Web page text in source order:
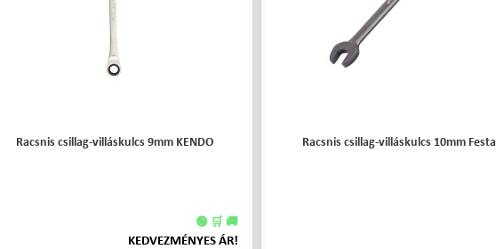
Racsnis csillag-villáskulcs 9mm KENDO
🟢 🛒 🚚
KEDVEZMÉNYES ÁR!
Racsnis csillag-villáskulcs 10mm Festa